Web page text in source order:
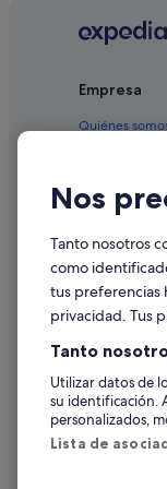
Marriott
Cabañas
Hoteles
Villas en
Casas
Casas
Villas en
Hoteles
Empresa
Quiénes
Anuncia tu
Prensa
Nos
Tanto nosotros
como
tus preferencias
privacidad. Tus
Tanto
Utilizar datos de
su identificación.
personalizados,
Lista de